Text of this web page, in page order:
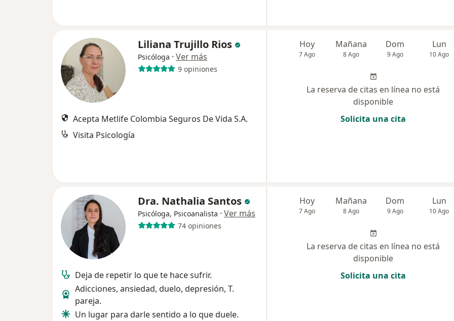
Liliana Trujillo Rios
Psicóloga · Ver más
9 opiniones
Acepta Metlife Colombia Seguros De Vida S.A.
Visita Psicología
Hoy
7 Ago
Mañana
8 Ago
Dom
9 Ago
Lun
10 Ago
La reserva de citas en línea no está
disponible
Solicita una cita
Dra. Nathalia Santos
Psicóloga, Psicoanalista · Ver más
74 opiniones
Deja de repetir lo que te hace sufrir.
Adicciones, ansiedad, duelo, depresión, T.
pareja.
Un lugar para darle sentido a lo que duele.
Hoy
7 Ago
Mañana
8 Ago
Dom
9 Ago
Lun
10 Ago
La reserva de citas en línea no está
disponible
Solicita una cita